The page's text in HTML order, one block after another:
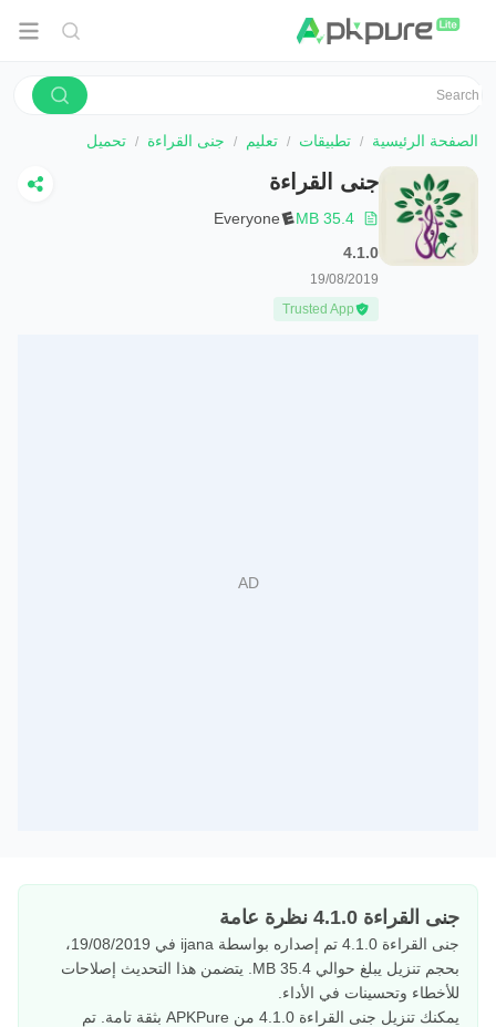
الصفحة الرئيسية تطبيقات تعليم جنى القراءة تحميل
جنى القراءة
35.4 MB
Everyone
4.1.0
19/08/2019
Trusted App
جنى القراءة 4.1.0 نظرة عامة
جنى القراءة 4.1.0 تم إصداره بواسطة ijana في 19/08/2019،
بحجم تنزيل يبلغ حوالي 35.4 MB. يتضمن هذا التحديث إصلاحات
للأخطاء وتحسينات في الأداء.
يمكنك تنزيل جنى القراءة 4.1.0 من APKPure بثقة تامة. تم